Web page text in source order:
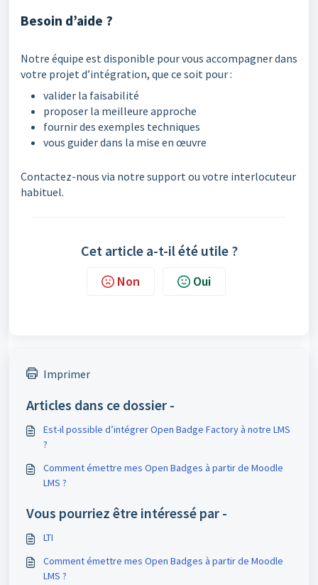
Besoin d’aide ?
Notre équipe est disponible pour vous accompagner dans
votre projet d’intégration, que ce soit pour :
valider la faisabilité
proposer la meilleure approche
fournir des exemples techniques
vous guider dans la mise en œuvre
Contactez-nous via notre support ou votre interlocuteur
habituel.
Cet article a-t-il été utile ?
Non Oui
Imprimer
Articles dans ce dossier -
Est-il possible d’intégrer Open Badge Factory à notre LMS
?
Comment émettre mes Open Badges à partir de Moodle
LMS ?
Vous pourriez être intéressé par -
LTI
Comment émettre mes Open Badges à partir de Moodle
LMS ?